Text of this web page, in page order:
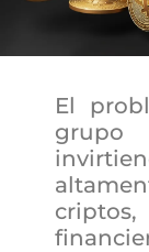
El
grupo